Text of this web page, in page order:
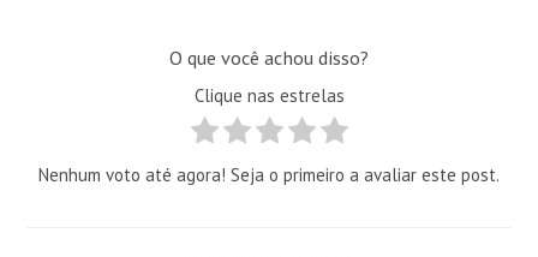
O que você achou disso?
Clique nas estrelas
Nenhum voto até agora! Seja o primeiro a avaliar este post.